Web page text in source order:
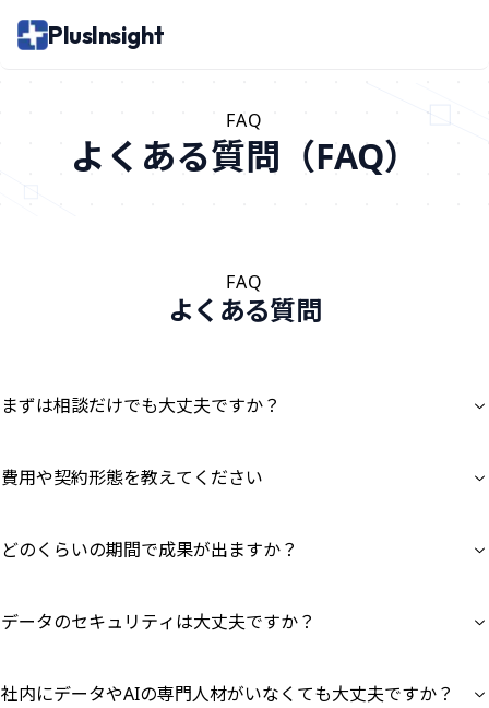
PlusInsight
FAQ
よくある質問（FAQ）
FAQ
よくある質問
まずは相談だけでも大丈夫ですか？
費用や契約形態を教えてください
どのくらいの期間で成果が出ますか？
データのセキュリティは大丈夫ですか？
社内にデータやAIの専門人材がいなくても大丈夫ですか？